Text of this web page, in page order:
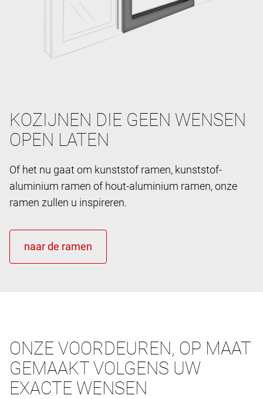
KOZIJNEN DIE GEEN WENSEN
OPEN LATEN
Of het nu gaat om kunststof ramen, kunststof-
aluminium ramen of hout-aluminium ramen, onze
ramen zullen u inspireren.
ONZE VOORDEUREN, OP MAAT
GEMAAKT VOLGENS UW
EXACTE WENSEN